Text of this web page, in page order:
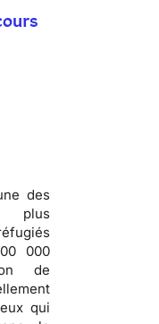
des
plus
000
de
qui